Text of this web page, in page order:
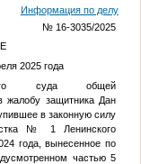
Информация по делу
№ 16-3035/2025
года
суда общей
защитника Дан
в законную силу
№ 1 Ленинского
года, вынесенное по
частью 5